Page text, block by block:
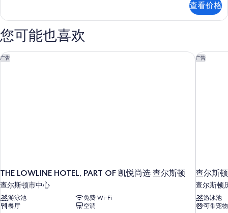
床,
障
碍
(Mobility,
大
床,
无
障
碍
(Mobility,
查看价格
您可能也喜欢
广告
THE LOWLINE HOTEL, PART OF 凯悦尚选 查尔斯顿
查尔斯顿市中心
游泳池
免费 Wi-Fi
餐厅
空调
THE LOWLINE HOTEL, PART OF 凯悦尚选 查尔斯顿 广告
查尔斯
查尔斯顿
游泳池
可带宠物
查尔斯